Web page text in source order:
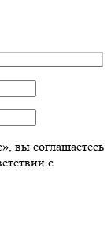
вы соглашаетесь
с